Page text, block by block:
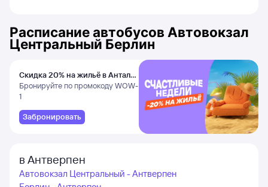
Расписание автобусов Автовокзал
Центральный Берлин
Скидка 20% на жильё в Анталье
и Даламане
Бронируйте по промокоду WOW-
1
Забронировать
в Антверпен
Автовокзал Центральный - Антверпен